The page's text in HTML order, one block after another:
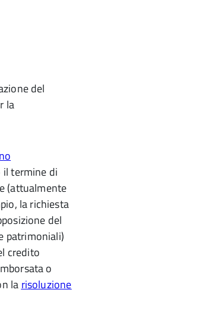
del
la
il termine di
(attualmente
la richiesta
del
patrimoniali)
credito
o
la risoluzione